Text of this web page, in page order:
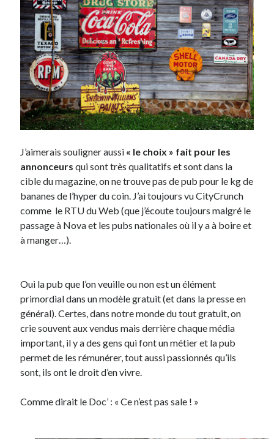
J’aimerais souligner aussi « le choix » fait pour les
annonceurs qui sont très qualitatifs et sont dans la
cible du magazine, on ne trouve pas de pub pour le kg de
bananes de l’hyper du coin. J’ai toujours vu CityCrunch
comme le RTU du Web (que j’écoute toujours malgré le
passage à Nova et les pubs nationales où il y a à boire et
à manger…).
Oui la pub que l’on veuille ou non est un élément
primordial dans un modèle gratuit (et dans la presse en
général). Certes, dans notre monde du tout gratuit, on
crie souvent aux vendus mais derrière chaque média
important, il y a des gens qui font un métier et la pub
permet de les rémunérer, tout aussi passionnés qu’ils
sont, ils ont le droit d’en vivre.
Comme dirait le Doc’ : « Ce n’est pas sale ! »